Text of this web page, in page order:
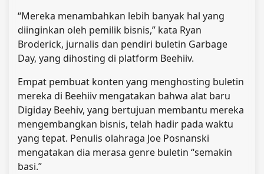
“Mereka menambahkan lebih banyak hal yang
diinginkan oleh pemilik bisnis,” kata Ryan
Broderick, jurnalis dan pendiri buletin Garbage
Day, yang dihosting di platform Beehiiv.
Empat pembuat konten yang menghosting buletin
mereka di Beehiiv mengatakan bahwa alat baru
Digiday Beehiv, yang bertujuan membantu mereka
mengembangkan bisnis, telah hadir pada waktu
yang tepat. Penulis olahraga Joe Posnanski
mengatakan dia merasa genre buletin “semakin
basi.”